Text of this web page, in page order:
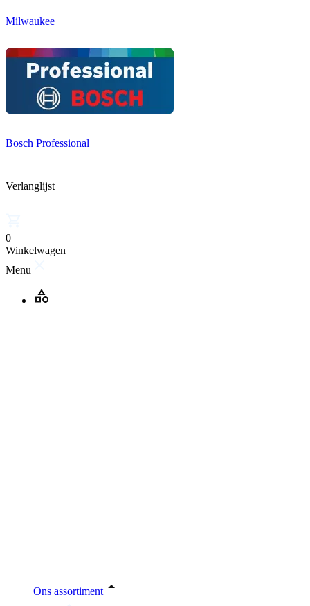
Milwaukee
Bosch Professional
Verlanglijst
0
Winkelwagen
Menu
Ons assortiment